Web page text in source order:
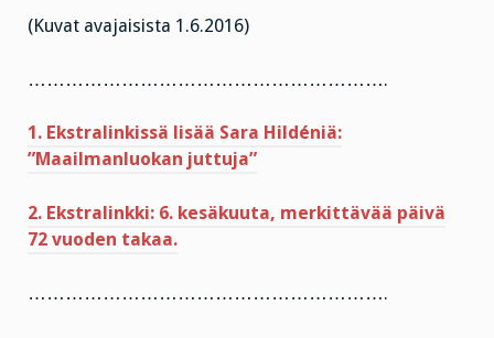
(Kuvat avajaisista 1.6.2016)
………………………………………………….
1. Ekstralinkissä lisää Sara Hildéniä:
”Maailmanluokan juttuja”
2. Ekstralinkki: 6. kesäkuuta, merkittävää päivä
72 vuoden takaa.
………………………………………………….